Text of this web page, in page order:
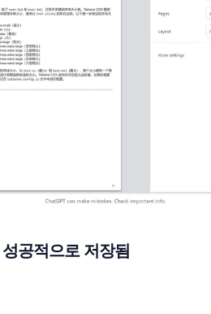
공적으로 저장됨